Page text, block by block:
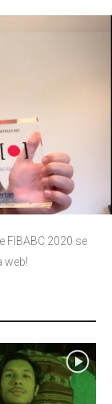
FIBABC 2020 se
web!